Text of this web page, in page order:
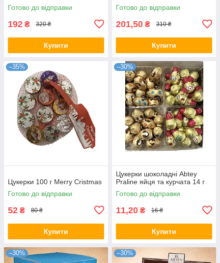
Готово до відправки
192 ₴ 320 ₴
Купити
Готово до відправки
201,50 ₴ 310 ₴
Купити
–35%
Цукерки 100 г Merry Cristmas
Готово до відправки
52 ₴ 80 ₴
Купити
–30%
Цукерки шоколадні Abtey
Praline яйця та курчата 14 г
Готово до відправки
11,20 ₴ 16 ₴
Купити
–30% –30%